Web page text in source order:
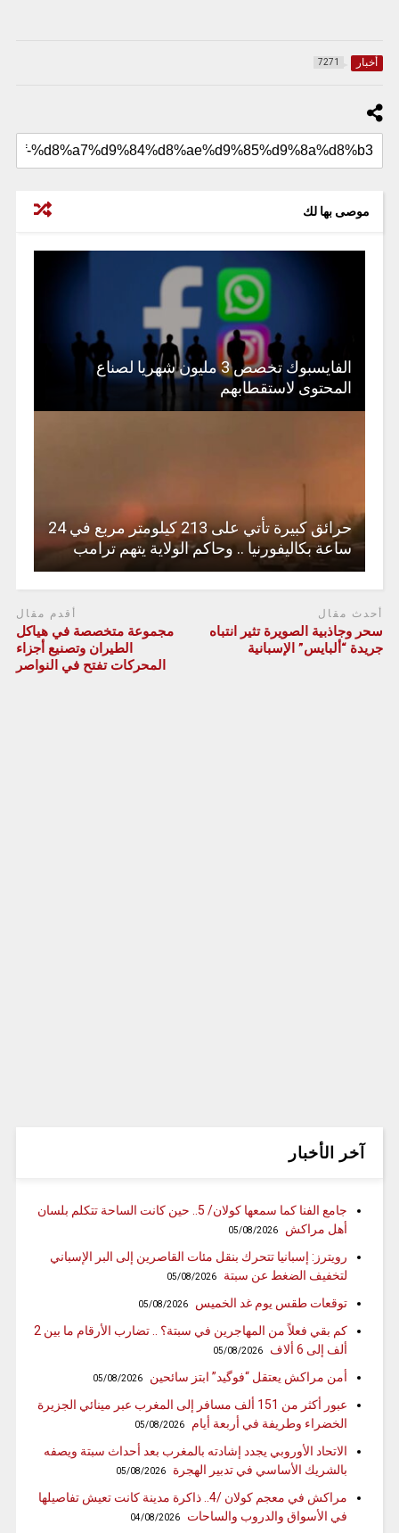
أخبار 7271
موصى بها لك
الفايسبوك تخصص 3 مليون شهريا لصناع
المحتوى لاستقطابهم
حرائق كبيرة تأتي على 213 كيلومتر مربع في 24
ساعة بكاليفورنيا .. وحاكم الولاية يتهم ترامب
أحدث مقال
سحر وجاذبية الصويرة تثير انتباه
جريدة “ألبايس” الإسبانية
أقدم مقال
مجموعة متخصصة في هياكل
الطيران وتصنيع أجزاء
المحركات تفتح في النواصر
آخر الأخبار
جامع الفنا كما سمعها كولان/ 5.. حين كانت الساحة تتكلم بلسان
أهل مراكش
05/08/2026
رويترز: إسبانيا تتحرك بنقل مئات القاصرين إلى البر الإسباني
لتخفيف الضغط عن سبتة
05/08/2026
توقعات طقس يوم غد الخميس 05/08/2026
كم بقي فعلاً من المهاجرين في سبتة؟ .. تضارب الأرقام ما بين 2
ألف إلى 6 ألاف
05/08/2026
أمن مراكش يعتقل “فوگيد” ابتز سائحين 05/08/2026
عبور أكثر من 151 ألف مسافر إلى المغرب عبر مينائي الجزيرة
الخضراء وطريفة في أربعة أيام
05/08/2026
الاتحاد الأوروبي يجدد إشادته بالمغرب بعد أحداث سبتة ويصفه
بالشريك الأساسي في تدبير الهجرة
05/08/2026
مراكش في معجم كولان /4.. ذاكرة مدينة كانت تعيش تفاصيلها
في الأسواق والدروب والساحات
04/08/2026